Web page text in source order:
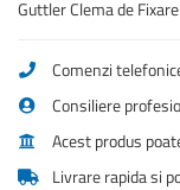
Guttler Clema de
Comenzi
Consiliere
Acest produs
Livrare rapida si